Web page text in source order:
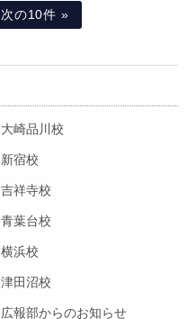
次の10件 »
大崎品川校
新宿校
吉祥寺校
青葉台校
横浜校
津田沼校
広報部からのお知らせ